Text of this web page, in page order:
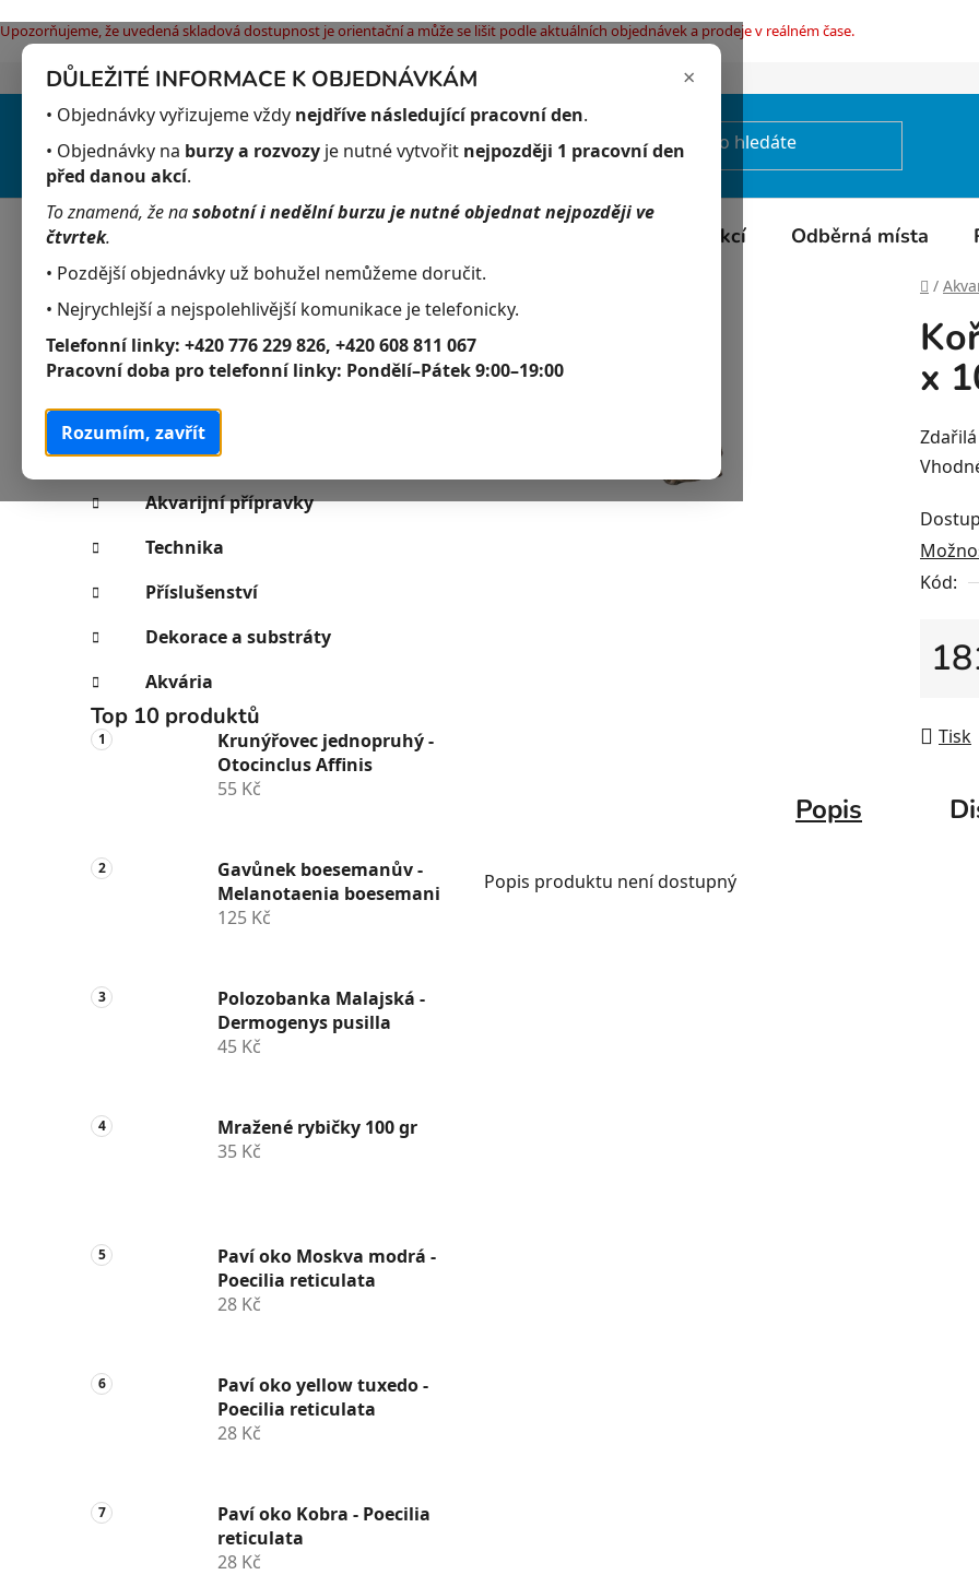
×
DŮLEŽITÉ INFORMACE K OBJEDNÁVKÁM
• Objednávky vyřizujeme vždy nejdříve následující pracovní den.
• Objednávky na burzy a rozvozy je nutné vytvořit nejpozději 1 pracovní den
před danou akcí.
To znamená, že nasobotní i nedělní burzu je nutné objednat nejpozději ve
čtvrtek.
• Pozdější objednávky už bohužel nemůžeme doručit.
• Nejrychlejší a nejspolehlivější komunikace je telefonicky.
Telefonní linky: +420 776 229 826, +420 608 811 067
Pracovní doba pro telefonní linky: Pondělí–Pátek 9:00–19:00
Rozumím, zavřít
Upozorňujeme, že uvedená skladová dostupnost je orientační a může se lišit podle aktuálních objednávek a prodeje v reálném čase.
Přejít
obsah
Jak nakupovat Obchodní podmínky Podmínky ochrany osobních údajů
Kalendář akcí Odběrná místa
Domů
/
P
o
s
r
a
n
n
í
p
a
e
l
Přeskočit
K
a
t
e
g
o
r
i
e
Akvaristika
Akvarijní živočichové
Akvarijní rostliny
Krmivo
Akvarijní přípravky
Technika
Příslušenství
Dekorace a substráty
Akvária
Top 10 produktů
Krunýřovec jednopruhý -
Otocinclus Affinis
55 Kč
Gavůnek boesemanův -
Melanotaenia boesemani
125 Kč
Polozobanka Malajská -
Dermogenys pusilla
45 Kč
Mražené rybičky 100 gr
35 Kč
Paví oko Moskva modrá -
Poecilia reticulata
28 Kč
Paví oko yellow tuxedo -
Poecilia reticulata
28 Kč
Paví oko Kobra - Poecilia
reticulata
28 Kč
x
Kód:
Tisk
Popis
Popis produktu není dostupný